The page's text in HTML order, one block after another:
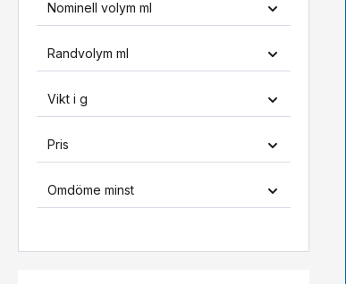
Nominell volym ml
Randvolym ml
Vikt i g
Pris
Omdöme minst